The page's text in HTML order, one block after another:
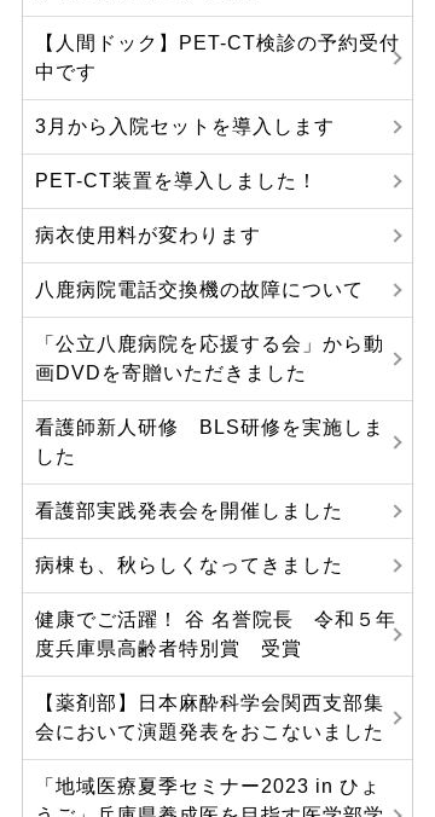
【人間ドック】PET-CT検診の予約受付
中です
3月から入院セットを導入します
PET-CT装置を導入しました！
病衣使用料が変わります
八鹿病院電話交換機の故障について
「公立八鹿病院を応援する会」から動
画DVDを寄贈いただきました
看護師新人研修 BLS研修を実施しま
した
看護部実践発表会を開催しました
病棟も、秋らしくなってきました
健康でご活躍！ 谷 名誉院長 令和５年
度兵庫県高齢者特別賞 受賞
【薬剤部】日本麻酔科学会関西支部集
会において演題発表をおこないました
「地域医療夏季セミナー2023 in ひょ